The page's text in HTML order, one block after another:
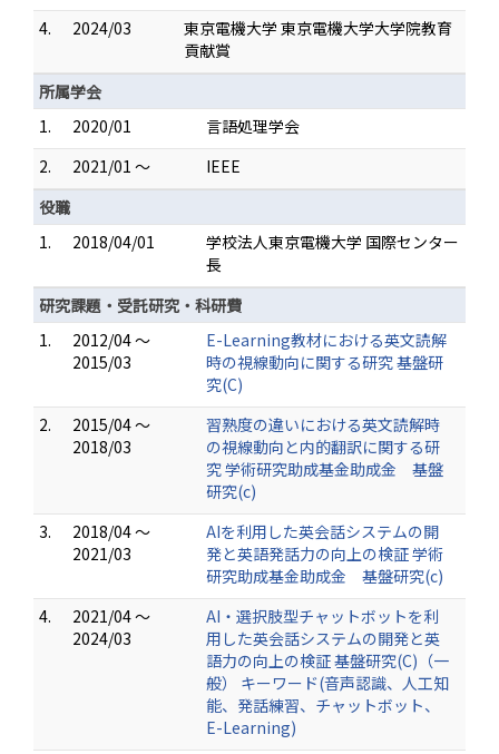
4.
2024/03
東京電機大学 東京電機大学大学院教育
貢献賞
所属学会
1.
2020/01
言語処理学会
2.
2021/01 ～
IEEE
役職
1.
2018/04/01
学校法人東京電機大学 国際センター
長
研究課題・受託研究・科研費
1.
2012/04 ～
2015/03
E-Learning教材における英文読解
時の視線動向に関する研究 基盤研
究(C)
2.
2015/04 ～
2018/03
習熟度の違いにおける英文読解時
の視線動向と内的翻訳に関する研
究 学術研究助成基金助成金 基盤
研究(c)
3.
2018/04 ～
2021/03
AIを利用した英会話システムの開
発と英語発話力の向上の検証 学術
研究助成基金助成金 基盤研究(c)
4.
2021/04 ～
2024/03
AI・選択肢型チャットボットを利
用した英会話システムの開発と英
語力の向上の検証 基盤研究(C)（一
般） キーワード(音声認識、人工知
能、発話練習、チャットボット、
E-Learning)